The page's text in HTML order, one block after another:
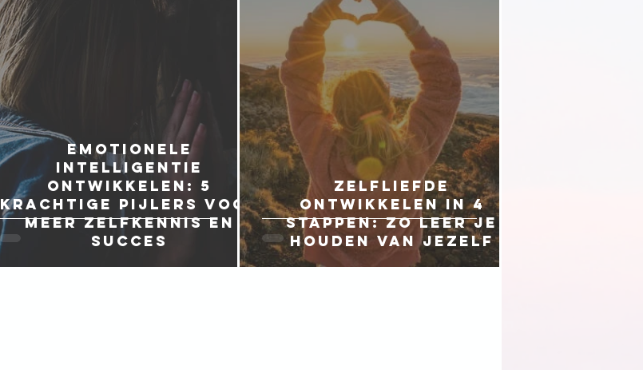
Emotionele
intelligentie
ontwikkelen: 5
krachtige pijlers voor
meer zelfkennis en
succes
Zelfliefde
ontwikkelen in 4
stappen: zo leer je
houden van jezelf